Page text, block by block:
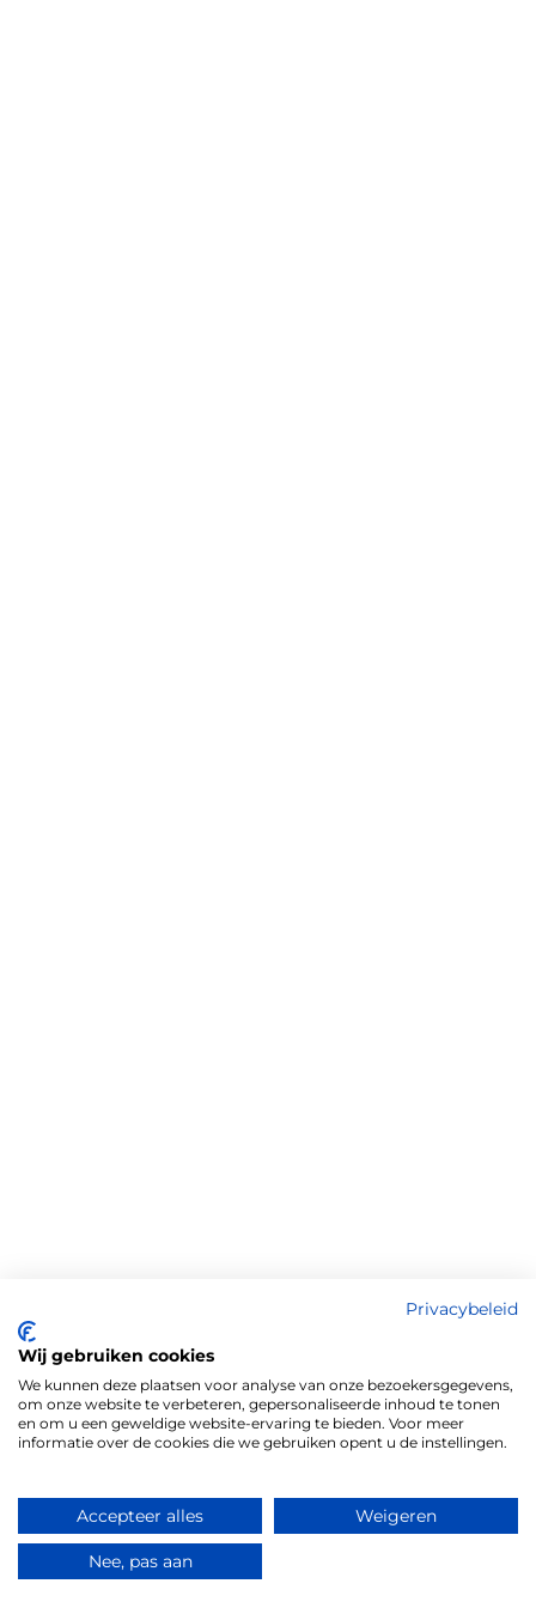
Privacybeleid
Wij gebruiken cookies
We kunnen deze plaatsen voor analyse van onze bezoekersgegevens,
om onze website te verbeteren, gepersonaliseerde inhoud te tonen
en om u een geweldige website-ervaring te bieden. Voor meer
informatie over de cookies die we gebruiken opent u de instellingen.
Accepteer alles Weigeren
Nee, pas aan